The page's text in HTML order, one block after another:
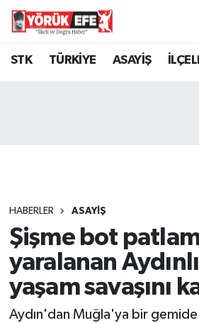
STK TÜRKİYE ASAYİŞ
HABERLER ASAYİŞ
Şişme bot
yaralanan
yaşam savaşını
Aydın'dan Muğla'ya bir gemide
Aydın Nöbetçi Eczaneler
Tüm Manşetler
Son Dakika Haberleri
Haber Arşivi